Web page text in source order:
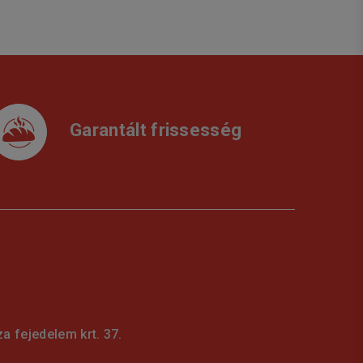
Garantált frissesség
fejedelem krt. 37.